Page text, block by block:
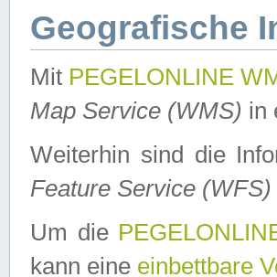
Geografische
Mit PEGELONLINE
Map Service (WMS) in
Weiterhin sind die
Feature Service (WFS)
Um die
kann eine einbettbare